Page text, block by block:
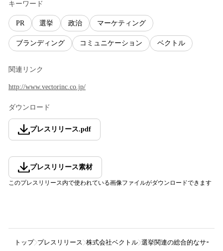
キーワード
PR 選挙 政治 マーケティング
ブランディング コミュニケーション ベクトル
関連リンク
http://www.vectorinc.co.jp/
ダウンロード
プレスリリース.pdf
プレスリリース素材
このプレスリリース内で使われている画像ファイルがダウンロードできます
トップ プレスリリース 株式会社ベクトル 選挙関連の総合的なサービ